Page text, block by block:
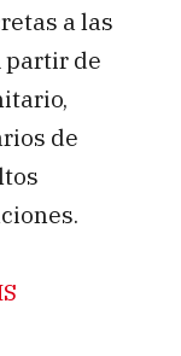
a las
partir de
de